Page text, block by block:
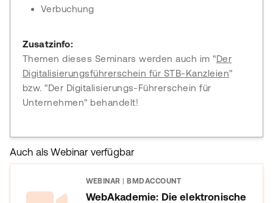
Verbuchung
Zusatzinfo:
Themen dieses Seminars werden auch im "Der
Digitalisierungsführerschein für STB-Kanzleien"
bzw. "Der Digitalisierungs-Führerschein für
Unternehmen" behandelt!
Auch als Webinar verfügbar
WEBINAR BMDACCOUNT
WebAkademie: Die elektronische